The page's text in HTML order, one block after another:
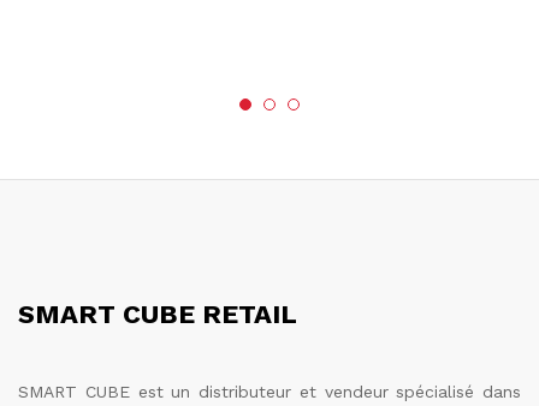
SMART CUBE RETAIL
SMART CUBE est un distributeur et vendeur spécialisé dans